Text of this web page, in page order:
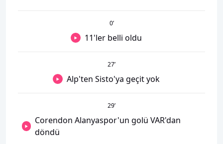
0’
11'ler belli oldu
27’
Alp'ten Sisto'ya geçit yok
29’
Corendon Alanyaspor'un golü VAR'dan
döndü